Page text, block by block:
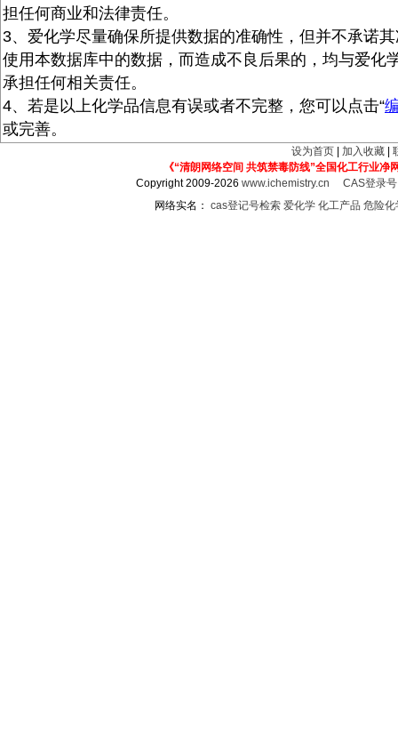
担任何商业和法律责任。
3、爱化学尽量确保所提供数据的准确性，但并不承诺
使用本数据库中的数据，而造成不良后果的，均与爱化
承担任何相关责任。
4、若是以上化学品信息有误或者不完整，您可以点击“
或完善。
设为首页 加入收藏
《“清朗网络空间 共筑禁毒防线”全国化工行业净
Copyright 2009-2026www.ichemistry.cn
CAS登录
网络实名： cas登记号检索 爱化学 化工产品 危险化